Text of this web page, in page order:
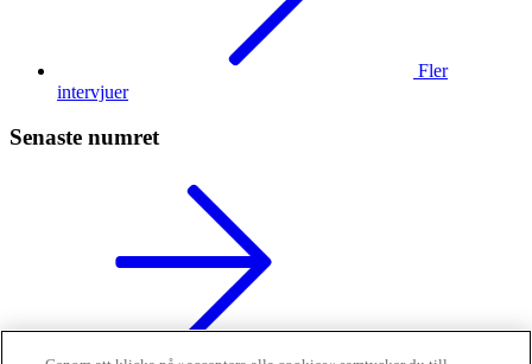
Fler
intervjuer
Senaste numret